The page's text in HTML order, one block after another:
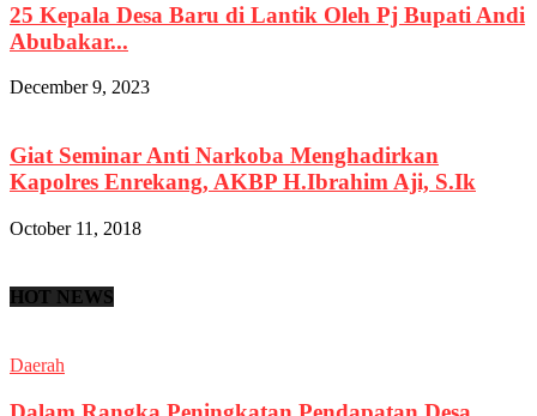
25 Kepala Desa Baru di Lantik Oleh Pj Bupati Andi
Abubakar...
December 9, 2023
Giat Seminar Anti Narkoba Menghadirkan
Kapolres Enrekang, AKBP H.Ibrahim Aji, S.Ik
October 11, 2018
HOT NEWS
Daerah